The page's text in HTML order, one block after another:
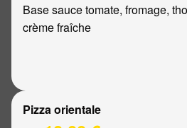
Base sauce tomate, fromage,
crème fraîche
Pizza orientale